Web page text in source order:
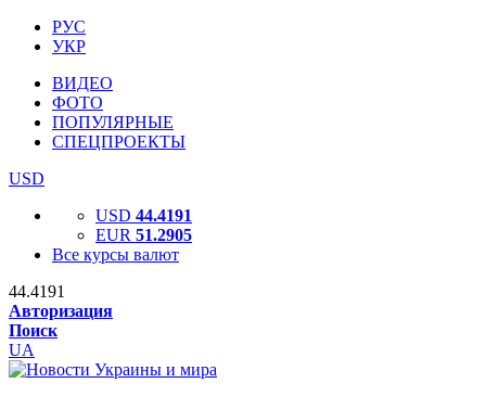
РУС
УКР
ВИДЕО
ФОТО
ПОПУЛЯРНЫЕ
СПЕЦПРОЕКТЫ
USD
USD 44.4191
EUR 51.2905
Все курсы валют
44.4191
Авторизация
Поиск
UA